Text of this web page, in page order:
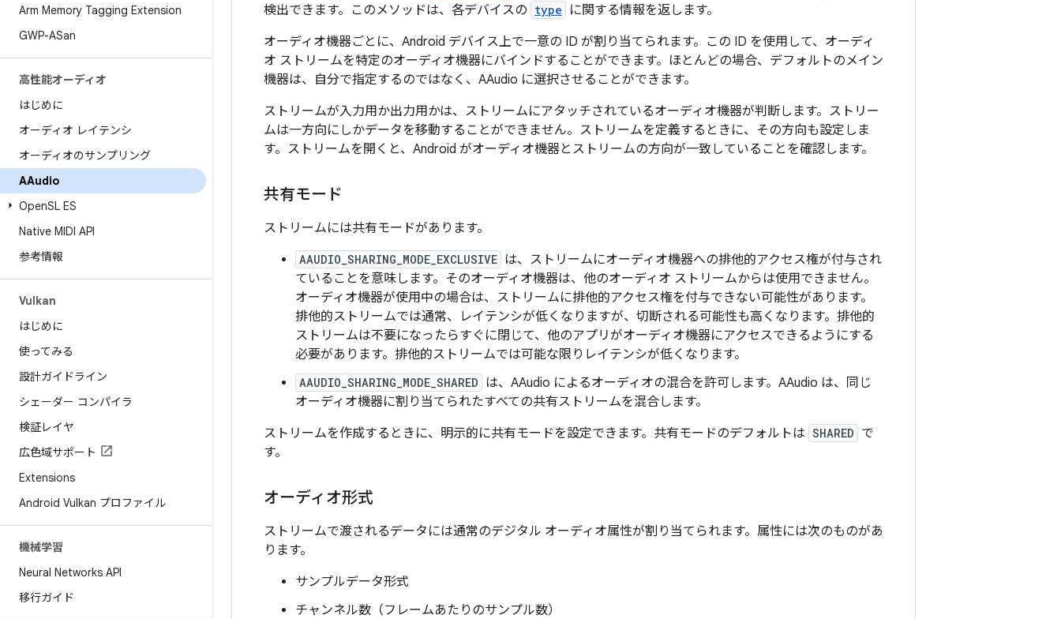
Arm Memory Tagging Extension
GWP-ASan
高性能オーディオ
はじめに
オーディオ レイテンシ
オーディオのサンプリング
AAudio
OpenSL ES
Native MIDI API
参考情報
Vulkan
はじめに
使ってみる
設計ガイドライン
シェーダー コンパイラ
検証レイヤ
広色域サポート
Extensions
Android Vulkan プロファイル
機械学習
Neural Networks API
移行ガイド
検出できます。このメソッドは、各デバイスの type
に関する情報を返します。
オーディオ機器ごとに、Android デバイス上で一意の ID が割り当てられます。この ID を使用して、オーディ
オ ストリームを特定のオーディオ機器にバインドすることができます。ほとんどの場合、デフォルトのメイン
機器は、自分で指定するのではなく、AAudio に選択させることができます。
ストリームが入力用か出力用かは、ストリームにアタッチされているオーディオ機器が判断します。ストリー
ムは一方向にしかデータを移動することができません。ストリームを定義するときに、その方向も設定しま
す。ストリームを開くと、Android がオーディオ機器とストリームの方向が一致していることを確認します。
共有モード
ストリームには共有モードがあります。
AAUDIO_SHARING_MODE_EXCLUSIVE は、ストリームにオーディオ機器への排他的アクセス権が付与され
ていることを意味します。そのオーディオ機器は、他のオーディオ ストリームからは使用できません。
オーディオ機器が使用中の場合は、ストリームに排他的アクセス権を付与できない可能性があります。
排他的ストリームでは通常、レイテンシが低くなりますが、切断される可能性も高くなります。排他的
ストリームは不要になったらすぐに閉じて、他のアプリがオーディオ機器にアクセスできるようにする
必要があります。排他的ストリームでは可能な限りレイテンシが低くなります。
AAUDIO_SHARING_MODE_SHARED は、AAudio によるオーディオの混合を許可します。AAudio は、同じ
オーディオ機器に割り当てられたすべての共有ストリームを混合します。
ストリームを作成するときに、明示的に共有モードを設定できます。共有モードのデフォルトは SHARED で
す。
オーディオ形式
ストリームで渡されるデータには通常のデジタル オーディオ属性が割り当てられます。属性には次のものがあ
ります。
サンプルデータ形式
チャンネル数（フレームあたりのサンプル数）